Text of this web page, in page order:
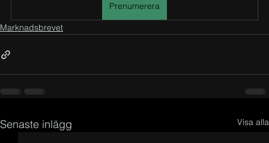
Prenumerera
Marknadsbrevet
Senaste inlägg Visa alla